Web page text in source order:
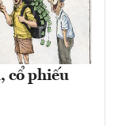
cổ phiếu